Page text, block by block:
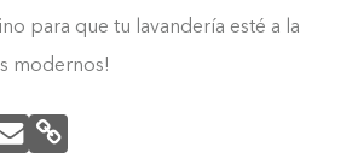
para que tu lavandería esté a la
modernos!